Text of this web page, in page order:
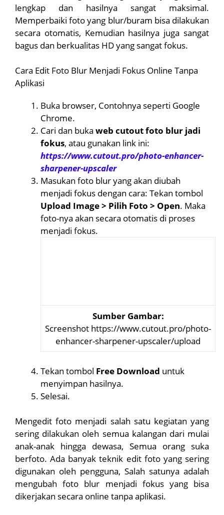
lengkap dan hasilnya sangat maksimal.
Memperbaiki foto yang blur/buram bisa dilakukan
secara otomatis, Kemudian hasilnya juga sangat
bagus dan berkualitas HD yang sangat fokus.
Cara Edit Foto Blur Menjadi Fokus Online Tanpa
Aplikasi
Buka browser, Contohnya seperti Google
Chrome.
Cari dan buka web cutout foto blur jadi
fokus, atau gunakan link ini:
https://www.cutout.pro/photo-enhancer-
sharpener-upscaler
Masukan foto blur yang akan diubah
menjadi fokus dengan cara: Tekan tombol
Upload Image > Pilih Foto > Open. Maka
foto-nya akan secara otomatis di proses
menjadi fokus.
Sumber Gambar:
Screenshot https://www.cutout.pro/photo-
enhancer-sharpener-upscaler/upload
Tekan tombol Free Download untuk
menyimpan hasilnya.
Selesai.
Mengedit foto menjadi salah satu kegiatan yang
sering dilakukan oleh semua kalangan dari mulai
anak-anak hingga dewasa, Semua orang suka
berfoto. Ada banyak teknik edit foto yang sering
digunakan oleh pengguna, Salah satunya adalah
mengubah foto blur menjadi fokus yang bisa
dikerjakan secara online tanpa aplikasi.